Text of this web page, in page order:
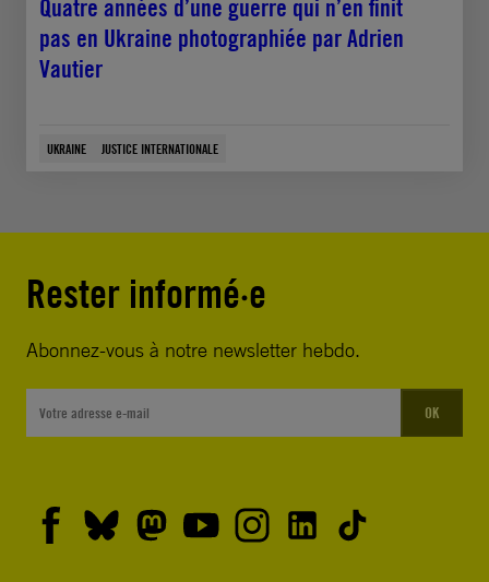
Quatre années d’une guerre qui n’en finit
pas en Ukraine photographiée par Adrien
Vautier
UKRAINE JUSTICE INTERNATIONALE
Rester informé·e
Abonnez-vous à notre newsletter hebdo.
OK